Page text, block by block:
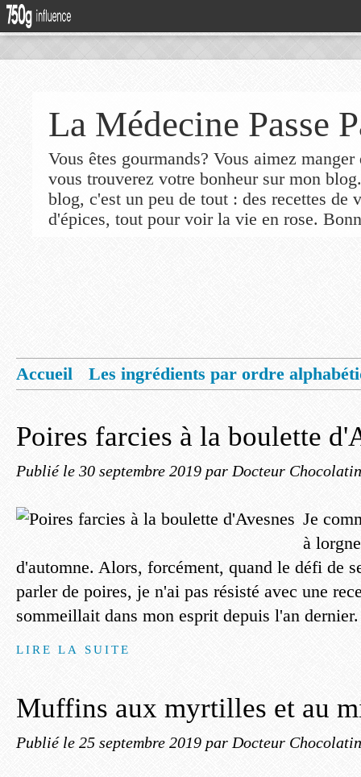
La Médecine Passe
Vous êtes gourmands? Vous aimez
vous trouverez votre bonheur sur mon
blog, c'est un peu de tout : des recettes de
d'épices, tout pour voir la vie en rose.
Accueil
Les ingrédients par ordre
Poires farcies à la boulette
Publié le 30 septembre 2019 par Docteur
Je
à
d'automne. Alors, forcément, quand le défi de
parler de poires, je n'ai pas résisté avec une
sommeillait dans mon esprit depuis l'an
LIRE LA SUITE
Muffins aux myrtilles et au
Publié le 25 septembre 2019 par Docteur